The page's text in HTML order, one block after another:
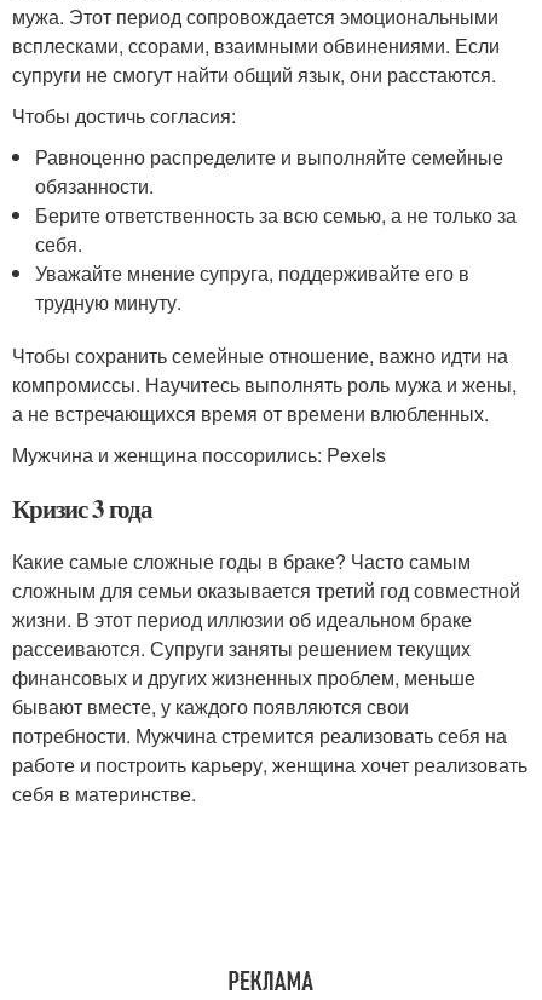
мужа. Этот период сопровождается эмоциональными
всплесками, ссорами, взаимными обвинениями. Если
супруги не смогут найти общий язык, они расстаются.
Чтобы достичь согласия:
Равноценно распределите и выполняйте семейные
обязанности.
Берите ответственность за всю семью, а не только за
себя.
Уважайте мнение супруга, поддерживайте его в
трудную минуту.
Чтобы сохранить семейные отношение, важно идти на
компромиссы. Научитесь выполнять роль мужа и жены,
а не встречающихся время от времени влюбленных.
Мужчина и женщина поссорились: Pexels
Кризис 3 года
Какие самые сложные годы в браке? Часто самым
сложным для семьи оказывается третий год совместной
жизни. В этот период иллюзии об идеальном браке
рассеиваются. Супруги заняты решением текущих
финансовых и других жизненных проблем, меньше
бывают вместе, у каждого появляются свои
потребности. Мужчина стремится реализовать себя на
работе и построить карьеру, женщина хочет реализовать
себя в материнстве.